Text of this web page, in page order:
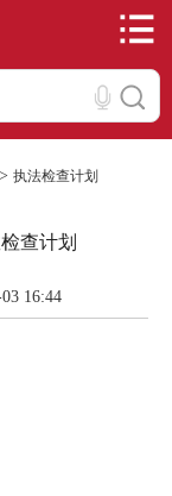
> 执法检查计划
查计划
16:44